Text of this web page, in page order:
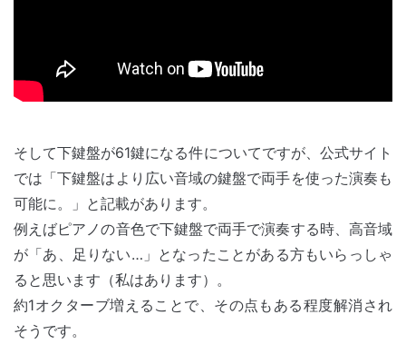
そして下鍵盤が61鍵になる件についてですが、公式サイト
では「下鍵盤はより広い音域の鍵盤で両手を使った演奏も
可能に。」と記載があります。
例えばピアノの音色で下鍵盤で両手で演奏する時、高音域
が「あ、足りない…」となったことがある方もいらっしゃ
ると思います（私はあります）。
約1オクターブ増えることで、その点もある程度解消され
そうです。